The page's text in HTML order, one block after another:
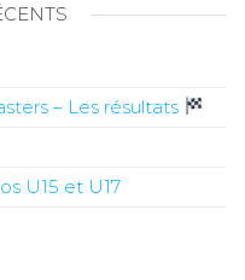
– Les résultats
U15 et U17